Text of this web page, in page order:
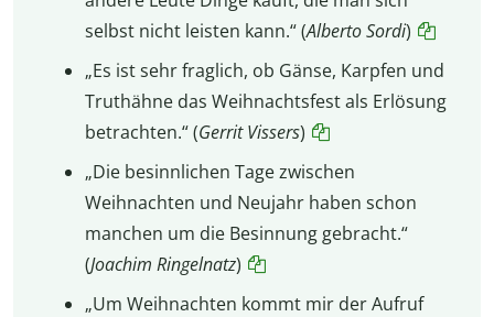
selbst nicht leisten kann.“ (Alberto Sordi)
„Es ist sehr fraglich, ob Gänse, Karpfen und
Truthähne das Weihnachtsfest als Erlösung
betrachten.“ (Gerrit Vissers)
„Die besinnlichen Tage zwischen
Weihnachten und Neujahr haben schon
manchen um die Besinnung gebracht.“
(Joachim Ringelnatz)
„Um Weihnachten kommt mir der Aufruf